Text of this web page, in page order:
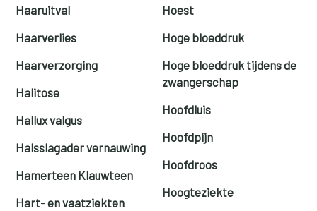
Haaruitval
Haarverlies
Haarverzorging
Halitose
Hallux valgus
Halsslagader vernauwing
Hamerteen Klauwteen
Hart- en vaatziekten
Hoest
Hoge bloeddruk
Hoge bloeddruk tijdens de
zwangerschap
Hoofdluis
Hoofdpijn
Hoofdroos
Hoogteziekte